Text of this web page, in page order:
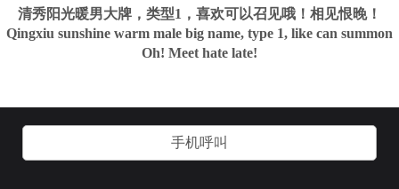
清秀阳光暖男大牌，类型1，喜欢可以召见哦！相见恨晚！
Qingxiu sunshine warm male big name, type 1, like can summon
Oh! Meet hate late!
手机呼叫